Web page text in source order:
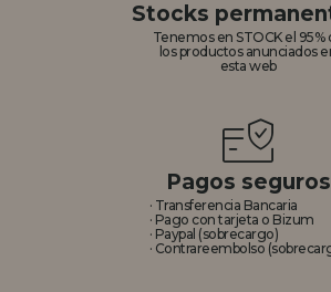
Stocks
Tenemos en STOCK el 95%
los productos anunciados
esta web
Pagos seguros
· Transferencia Bancaria
· Pago con tarjeta o Bizum
· Paypal (sobrecargo)
· Contrareembolso